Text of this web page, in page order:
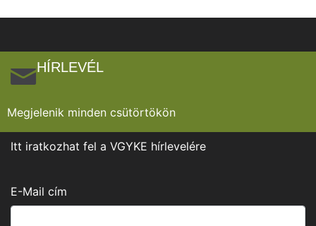
HÍRLEVÉL
Megjelenik minden csütörtökön
Itt iratkozhat fel a VGYKE hírlevelére
E-Mail cím